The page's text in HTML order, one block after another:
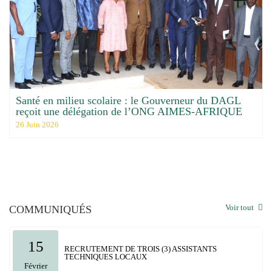
: le Gouverneur du DAGL
de l’ONG AIMES-AFRIQUE
Le Grand Lomé
COMMUNIQUÉS Voir tout
15
Février
RECRUTEMENT DE TROIS (3) ASSISTANTS
TECHNIQUES LOCAUX